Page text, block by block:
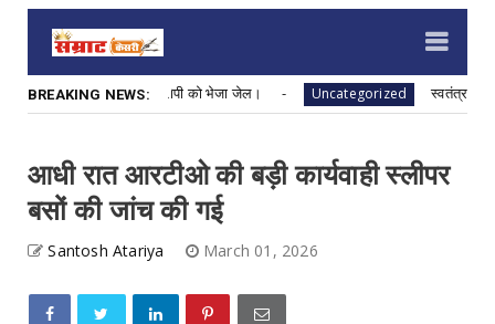
BREAKING NEWS:
गाडी को जप्त कर आरोपी को भेजा जेल। Uncategorized स्वतंत्रता
आधी रात आरटीओ की बड़ी कार्यवाही स्लीपर
बसों की जांच की गई
Santosh Atariya March 01, 2026